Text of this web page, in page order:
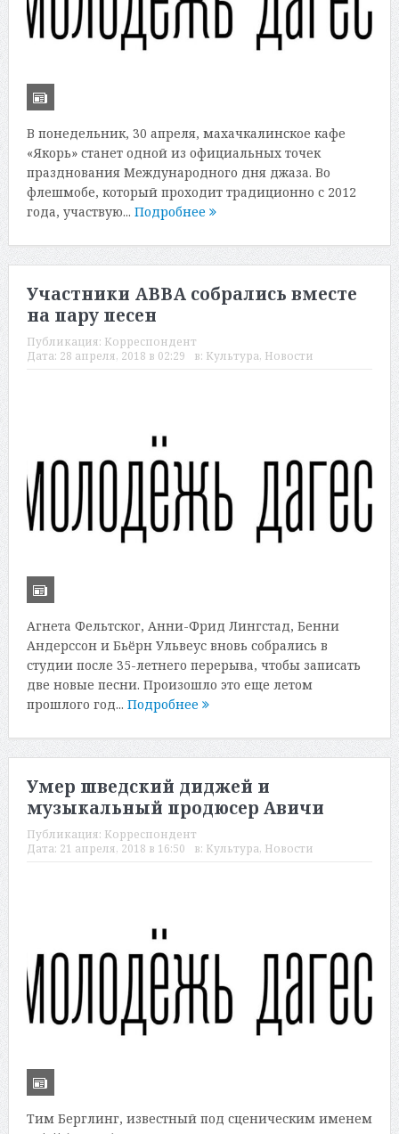
В понедельник, 30 апреля, махачкалинское кафе
«Якорь» станет одной из официальных точек
празднования Международного дня джаза. Во
флешмобе, который проходит традиционно с 2012
года, участвую... Подробнее
Участники ABBA собрались вместе
на пару песен
Публикация: Корреспондент
Дата: 28 апреля, 2018 в 02:29 в: Культура, Новости
Агнета Фельтског, Анни-Фрид Лингстад, Бенни
Андерссон и Бьёрн Ульвеус вновь собрались в
студии после 35-летнего перерыва, чтобы записать
две новые песни. Произошло это еще летом
прошлого год... Подробнее
Умер шведский диджей и
музыкальный продюсер Авичи
Публикация: Корреспондент
Дата: 21 апреля, 2018 в 16:50 в: Культура, Новости
Тим Берглинг, известный под сценическим именем